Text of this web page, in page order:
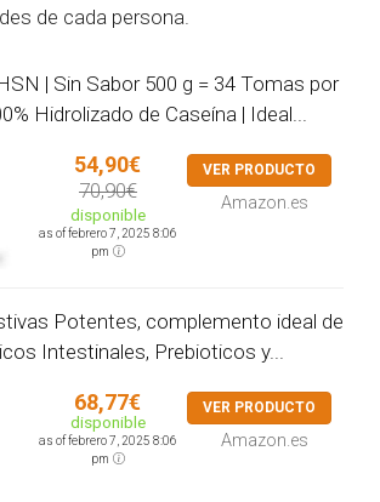
de cada persona.
| Sin Sabor 500 g = 34 Tomas por
Hidrolizado de Caseína | Ideal...
54,90€
70,90€
disponible
as of febrero 7, 2025 8:06
pm
VER PRODUCTO
Amazon.es
Potentes, complemento ideal de
Intestinales, Prebioticos y...
68,77€
disponible
as of febrero 7, 2025 8:06
pm
VER PRODUCTO
Amazon.es